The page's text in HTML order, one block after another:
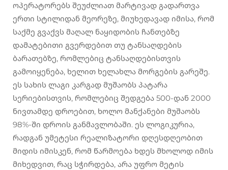
ოპერატორებს შეუძლიათ მარტივად გადართვა
ერთი სტილიდან მეორეზე, მიუხედავად იმისა, რომ
საქმე გვაქვს მაღალ ნაყიდობის ჩანთებზე
დამატებითი გვერდებით თუ ტანსაღდების
ბარათებზე, რომლებიც ტანსაღდებისთვის
გამოიყენება, ხელით ხელახლა მორგების გარეშე.
ეს სახის ლაგი კარგად მუშაობს პატარა
სერიებისთვის, რომლებიც შედგება 500-დან 2000
ნივთამდე დროებით, ხოლო მანქანები მუშაობს
98%-ში დროის განმავლობაში. ეს ლოგიკურია,
რადგან უმეტესი რეალიზატორი დღესდღეობით
მიდის იმისკენ, რომ წარმოება ხდეს მხოლოდ იმის
მიხედვით, რაც სჭირდება, არა უფრო მეტის